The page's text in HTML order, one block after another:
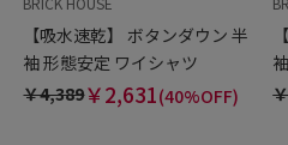
【吸水速乾】 ボタンダウン 半
袖 形態安定 ワイシャツ
￥4,389￥2,631(40%OFF)